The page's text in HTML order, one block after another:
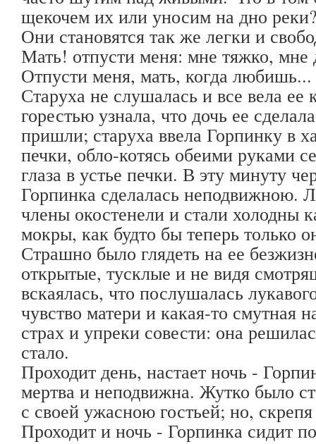
щекочем их или уносим на дно
Они становятся так же легки и
Мать! отпусти меня: мне тяжко,
Отпусти меня, мать, когда любишь...
Старуха не слушалась и все вела ее
горестью узнала, что дочь ее
пришли; старуха ввела Горпинку в
печки, обло-котясь обеими руками
глаза в устье печки. В эту минуту
Горпинка сделалась неподвижною.
члены окостенели и стали холодны
мокры, как будто бы теперь только
Страшно было глядеть на ее
открытые, тусклые и не видя
вскаялась, что послушалась
чувство матери и какая-то смутная
страх и упреки совести: она
стало.
Проходит день, настает ночь -
мертва и неподвижна. Жутко было
с своей ужасною гостьей; но,
Проходит и ночь - Горпинка сидит